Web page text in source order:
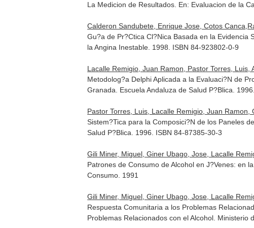
La Medicion de Resultados. En: Evaluacion de la
Calderon Sandubete, Enrique Jose, Cotos
Gu?a de Pr?Ctica Cl?Nica Basada en la Evidencia
la Angina Inestable . 1998. ISBN 84-923802-0-9
Lacalle Remigio, Juan Ramon, Pastor Torres, Luis,
Metodolog?a Delphi Aplicada a la Evaluaci?N de
Granada. Escuela Andaluza de Salud P?Blica.
Pastor Torres, Luis, Lacalle Remigio, Juan Ramon,
Sistem?Tica para la Composici?N de los Paneles
Salud P?Blica. 1996. ISBN 84-87385-30-3
Gili Miner, Miguel, Giner Ubago, Jose, Lacalle
Patrones de Consumo de Alcohol en J?Venes: en
Consumo. 1991
Gili Miner, Miguel, Giner Ubago, Jose, Lacalle
Respuesta Comunitaria a los Problemas
Problemas Relacionados con el Alcohol . Ministerio